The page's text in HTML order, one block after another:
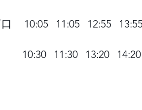
口 10:05 11:05 12:55
11:30 13:20 14:20